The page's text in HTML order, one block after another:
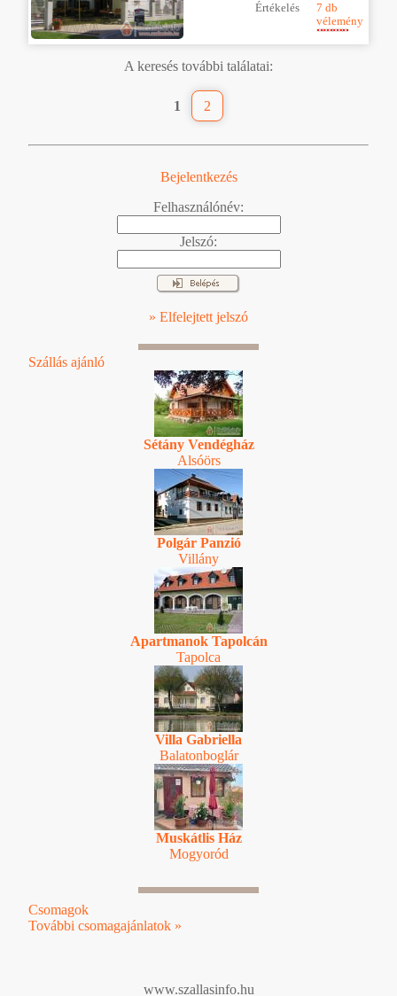
Értékelés
7 db
vélemény
A keresés további találatai:
1 2
Bejelentkezés
Felhasználónév:
Jelszó:
» Elfelejtett jelszó
Szállás ajánló
Sétány Vendégház
Alsóörs
Polgár Panzió
Villány
Apartmanok Tapolcán
Tapolca
Villa Gabriella
Balatonboglár
Muskátlis Ház
Mogyoród
Csomagok
További csomagajánlatok »
www.szallasinfo.hu